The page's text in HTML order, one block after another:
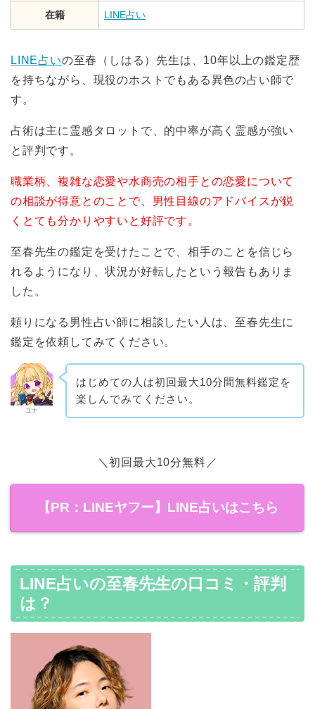
在籍 LINE占い
LINE占いの至春（しはる）先生は、10年以上の鑑定歴
を持ちながら、現役のホストでもある異色の占い師で
す。
占術は主に霊感タロットで、的中率が高く霊感が強い
と評判です。
職業柄、複雑な恋愛や水商売の相手との恋愛について
の相談が得意とのことで、男性目線のアドバイスが鋭
くとても分かりやすいと好評です。
至春先生の鑑定を受けたことで、相手のことを信じら
れるようになり、状況が好転したという報告もありま
した。
頼りになる男性占い師に相談したい人は、至春先生に
鑑定を依頼してみてください。
ユナ
はじめての人は初回最大10分間無料鑑定を
楽しんでみてください。
＼初回最大10分無料／
【PR：LINEヤフー】LINE占いはこちら
LINE占いの至春先生の口コミ・評判
は？